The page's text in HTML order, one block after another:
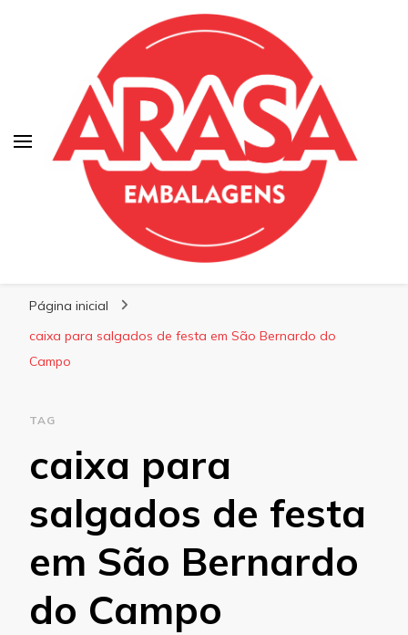
pizzas, doces e salgados. Tudo para seu
comércio com a qualidade Arasa. Leia nossos
Página inicial
caixa para salgados de festa em São Bernardo do
Campo
TAG
caixa para
salgados de festa
em São Bernardo
do Campo